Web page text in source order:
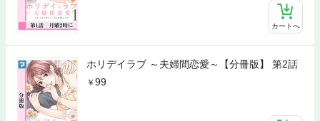
カートへ
ホリデイラブ ～夫婦間恋愛～【分冊版】 第2話
99